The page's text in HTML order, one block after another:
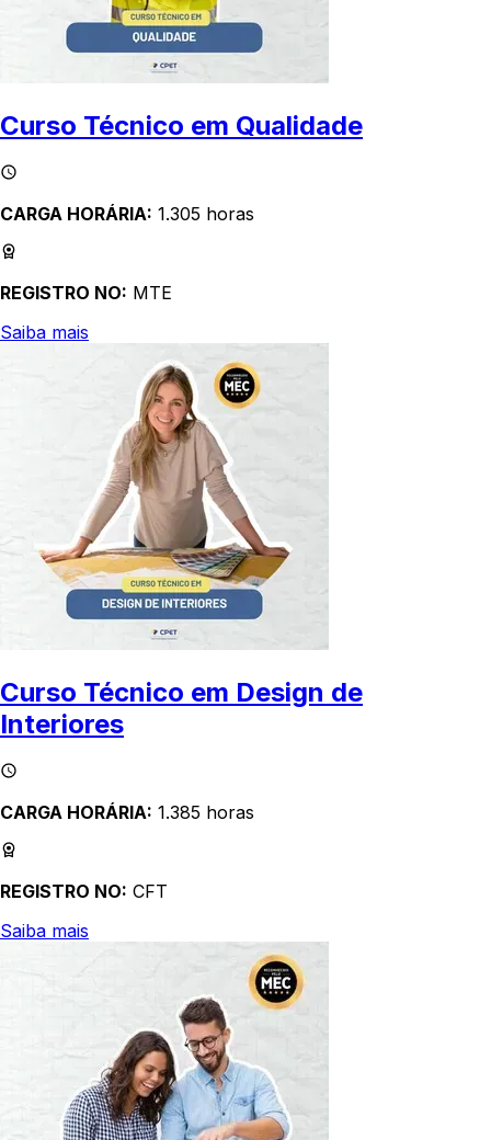
Curso Técnico em Qualidade
CARGA HORÁRIA: 1.305 horas
REGISTRO NO: MTE
Saiba mais
Curso Técnico em Design de
Interiores
CARGA HORÁRIA: 1.385 horas
REGISTRO NO: CFT
Saiba mais